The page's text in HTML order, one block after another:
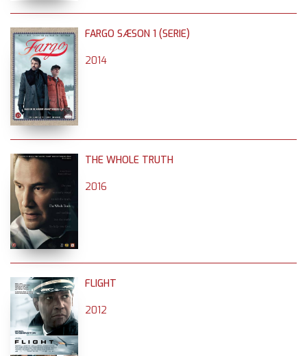
FARGO SÆSON 1 (SERIE)
2014
THE WHOLE TRUTH
2016
FLIGHT
2012